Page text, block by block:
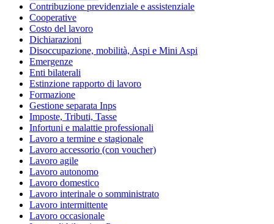
Contribuzione previdenziale e assistenziale
Cooperative
Costo del lavoro
Dichiarazioni
Disoccupazione, mobilità, Aspi e Mini Aspi
Emergenze
Enti bilaterali
Estinzione rapporto di lavoro
Formazione
Gestione separata Inps
Imposte, Tributi, Tasse
Infortuni e malattie professionali
Lavoro a termine e stagionale
Lavoro accessorio (con voucher)
Lavoro agile
Lavoro autonomo
Lavoro domestico
Lavoro interinale o somministrato
Lavoro intermittente
Lavoro occasionale